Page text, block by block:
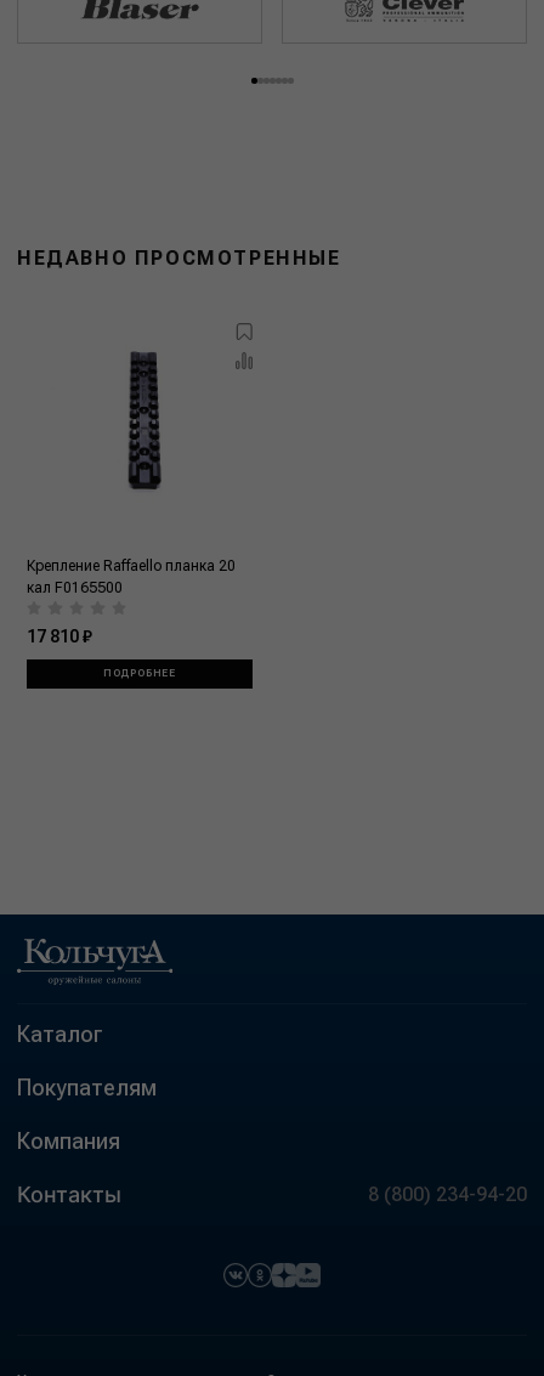
НЕДАВНО ПРОСМОТРЕННЫЕ
Крепление Raffaello планка 20
кал F0165500
17 810 ₽
ПОДРОБНЕЕ
Каталог
Покупателям
Компания
Контакты 8 (800) 234-94-20